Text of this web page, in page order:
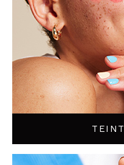
TEINT